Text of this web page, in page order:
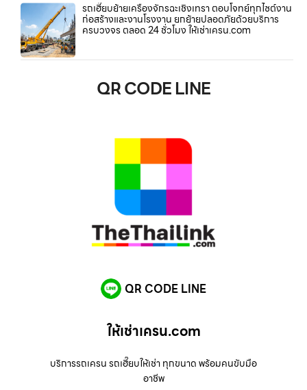
รถเฮี๊ยบย้ายเครื่องจักรฉะเชิงเทรา ตอบโจทย์ทุกไซต์งาน
ก่อสร้างและงานโรงงาน ยกย้ายปลอดภัยด้วยบริการ
ครบวงจร ตลอด 24 ชั่วโมง ให้เช่าเครน.com
QR CODE LINE
QR CODE LINE
ให้เช่าเครน.com
บริการรถเครน รถเฮี๊ยบให้เช่า ทุกขนาด พร้อมคนขับมือ
อาชีพ